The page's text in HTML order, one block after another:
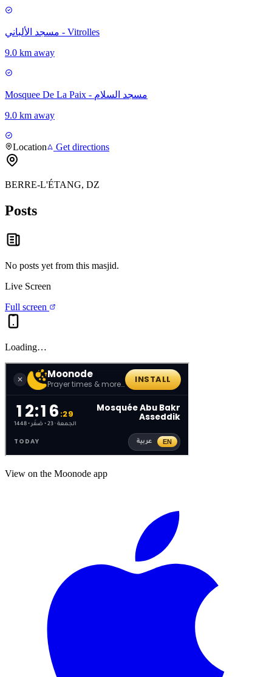
مسجد الألباني - Vitrolles
9.0 km away
Mosquee De La Paix - مسجد السلام
9.0 km away
Location Get directions
BERRE-L'ÉTANG, DZ
Posts
No posts yet from this masjid.
Live Screen
Full screen
Loading…
View on the Moonode app